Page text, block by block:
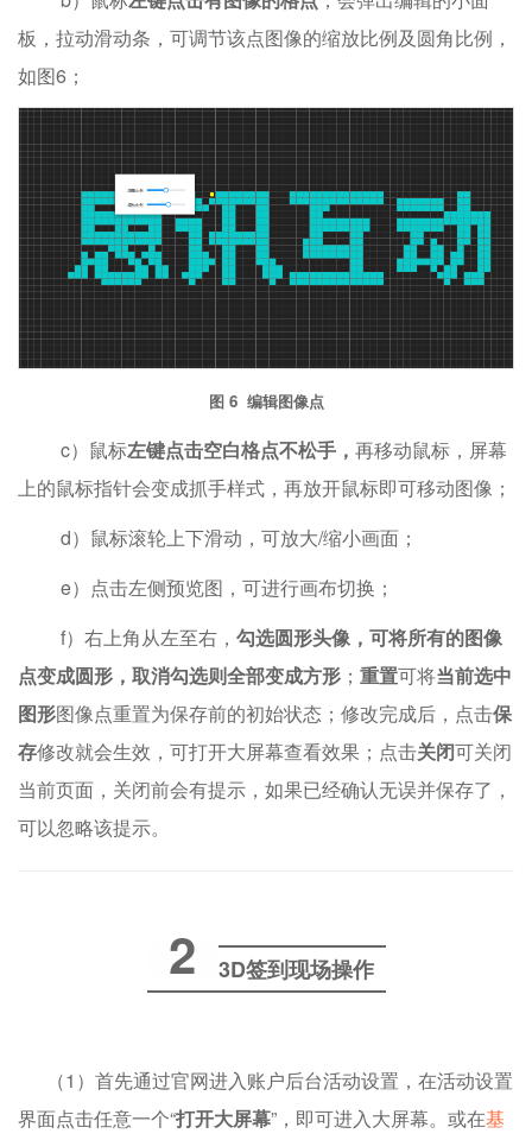
板，拉动滑动条，可调节该点图像的缩放比例及圆角比例，
如图6；
图 6 编辑图像点
c）鼠标左键点击空白格点不松手， 再移动鼠标，屏幕
上的鼠标指针会变成抓手样式，再放开鼠标即可移动图像；
d）鼠标滚轮上下滑动，可放大/缩小画面；
e）点击左侧预览图，可进行画布切换；
f）右上角从左至右， 勾选圆形头像，可将所有的图像
点变成圆形，取消勾选则全部变成方形 ； 重置可将当前选中
图形图像点重置为保存前的初始状态；修改完成后，点击保
存修改就会生效，可打开大屏幕查看效果；点击关闭可关闭
当前页面，关闭前会有提示，如果已经确认无误并保存了，
可以忽略该提示。
2 3D签到现场操作
（1）首先通过官网进入账户后台活动设置，在活动设置
界面点击任意一个“打开大屏幕”，即可进入大屏幕。或在基